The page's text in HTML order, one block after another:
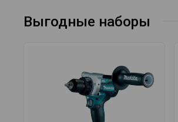
Выгодные наборы